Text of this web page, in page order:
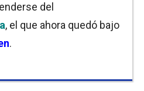
del
, el que ahora quedó bajo
.